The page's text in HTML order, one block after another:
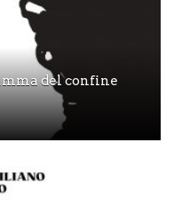
del confine